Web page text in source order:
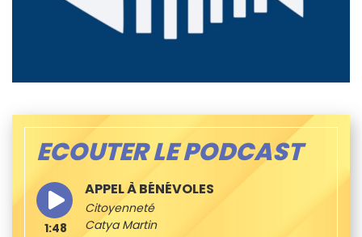
ECOUTER LE PODCAST
APPEL À BÉNÉVOLES
Citoyenneté
Catya Martin
1:48